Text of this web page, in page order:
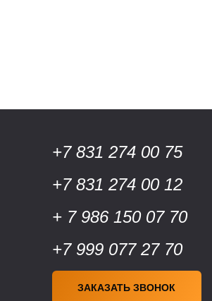
+7 831 274 00 75
+7 831 274 00 12
+ 7 986 150 07 70
+7 999 077 27 70
ЗАКАЗАТЬ ЗВОНОК